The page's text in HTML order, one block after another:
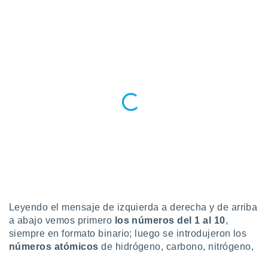
Leyendo el mensaje de izquierda a derecha y de arriba
a abajo vemos primero los números del 1 al 10,
siempre en formato binario; luego se introdujeron los
números atómicos de hidrógeno, carbono, nitrógeno,